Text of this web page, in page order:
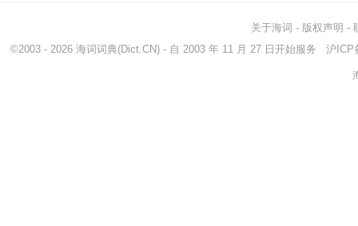
关于海词 - 版权声明 -
©2003 - 2026 海词词典(Dict.CN) - 自 2003 年 11 月 27 日开始服务 沪ICP